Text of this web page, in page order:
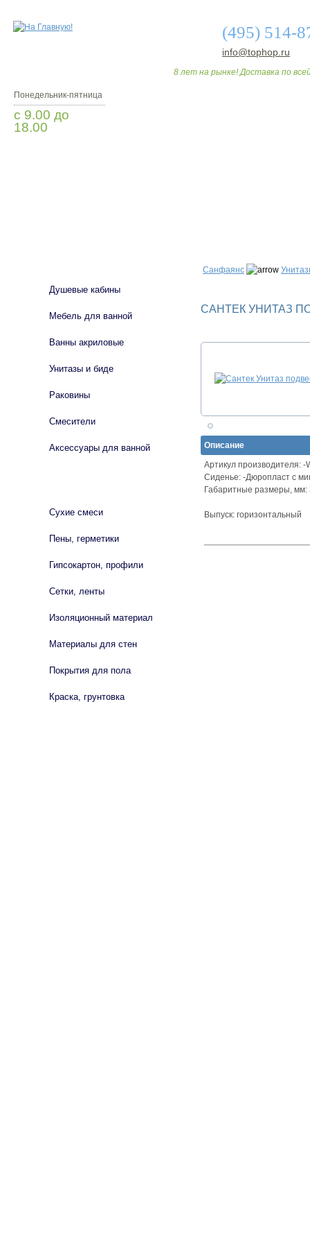
(495) 514-
info@tophop.ru
8 лет на рынке! Доставка по
Понедельник-пятница
с 9.00 до
18.00
Санфаянс
САНТЕК УНИТАЗ
Описание
Артикул производителя: -
Сиденье: -Дюропласт с
Габаритные размеры, мм:
Выпуск: горизонтальный
Душевые кабины
Мебель для ванной
Ванны акриловые
Унитазы и биде
Раковины
Смесители
Аксессуары для ванной
Сухие смеси
Пены, герметики
Гипсокартон, профили
Сетки, ленты
Изоляционный материал
Материалы для стен
Покрытия для пола
Краска, грунтовка